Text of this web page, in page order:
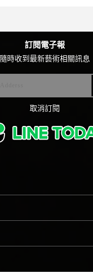
訂閱電子報
隨時收到最新藝術相關訊息
取消訂閱